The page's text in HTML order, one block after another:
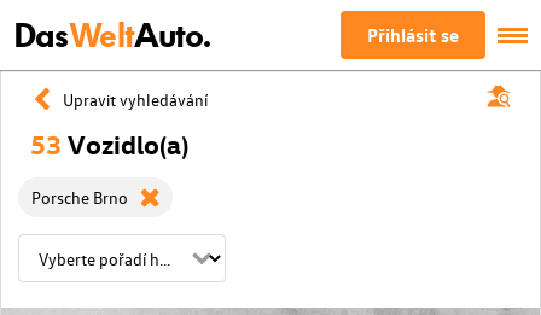
DasWeltAuto. Přihlásit se
Upravit vyhledávání
53 Vozidlo(a)
Porsche Brno